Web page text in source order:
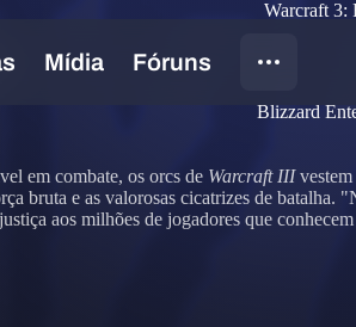
Warcraft 3:
Blizzard
em combate, os orcs de Warcraft IIIvestem
bruta e as valorosas cicatrizes de batalha.
aos milhões de jogadores que